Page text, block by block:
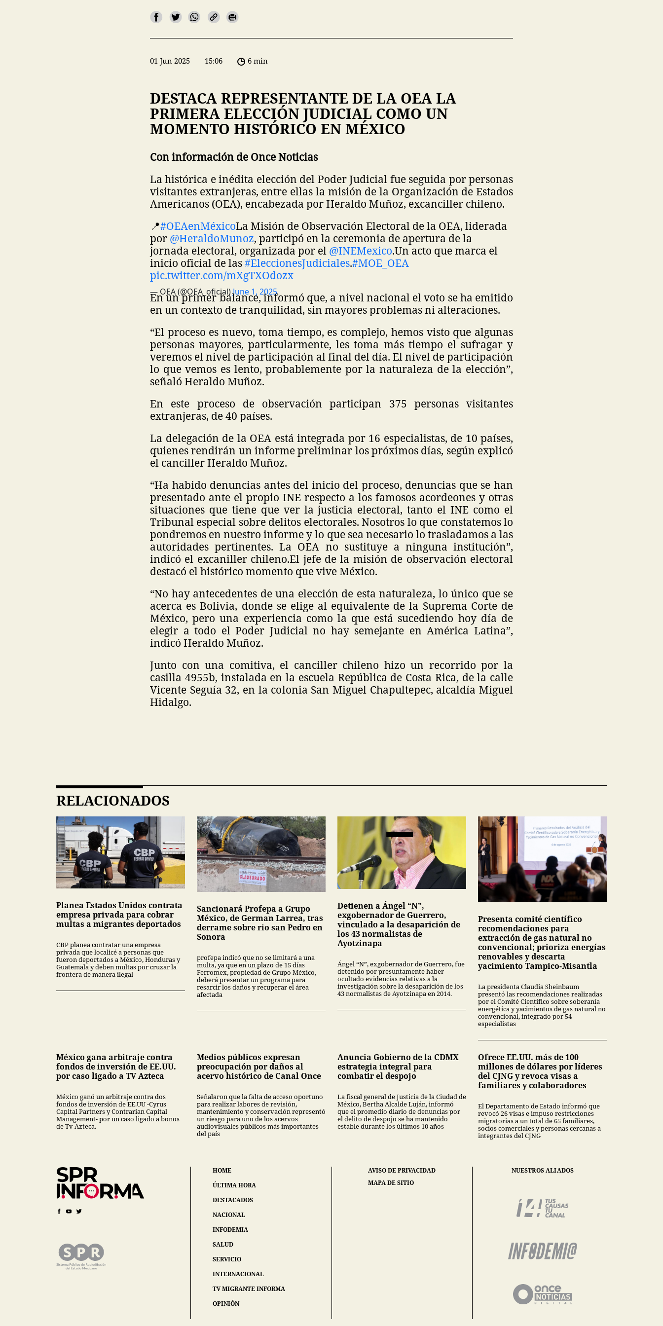
01 Jun 2025 15:06 6 min
DESTACA REPRESENTANTE DE LA OEA LA
PRIMERA ELECCIÓN JUDICIAL COMO UN
MOMENTO HISTÓRICO EN MÉXICO
Con información de Once Noticias
La histórica e inédita elección del Poder Judicial fue seguida por personas
visitantes extranjeras, entre ellas la misión de la Organización de Estados
Americanos (OEA), encabezada por Heraldo Muñoz, excanciller chileno.
📍#OEAenMéxicoLa Misión de Observación Electoral de la OEA, liderada
por @HeraldoMunoz, participó en la ceremonia de apertura de la
jornada electoral, organizada por el @INEMexico.Un acto que marca el
inicio oficial de las#EleccionesJudiciales.#MOE_OEA
pic.twitter.com/mXgTXOdozx
— OEA (@OEA_oficial)June 1, 2025
En un primer balance, informó que, a nivel nacional el voto se ha emitido
en un contexto de tranquilidad, sin mayores problemas ni alteraciones.
“El proceso es nuevo, toma tiempo, es complejo, hemos visto que algunas
personas mayores, particularmente, les toma más tiempo el sufragar y
veremos el nivel de participación al final del día. El nivel de participación
lo que vemos es lento, probablemente por la naturaleza de la elección”,
señaló Heraldo Muñoz.
En este proceso de observación participan 375 personas visitantes
extranjeras, de 40 países.
La delegación de la OEA está integrada por 16 especialistas, de 10 países,
quienes rendirán un informe preliminar los próximos días, según explicó
el canciller Heraldo Muñoz.
“Ha habido denuncias antes del inicio del proceso, denuncias que se han
presentado ante el propio INE respecto a los famosos acordeones y otras
situaciones que tiene que ver la justicia electoral, tanto el INE como el
Tribunal especial sobre delitos electorales. Nosotros lo que constatemos lo
pondremos en nuestro informe y lo que sea necesario lo trasladamos a las
autoridades pertinentes. La OEA no sustituye a ninguna institución”,
indicó el excaniller chileno.El jefe de la misión de observación electoral
destacó el histórico momento que vive México.
“No hay antecedentes de una elección de esta naturaleza, lo único que se
acerca es Bolivia, donde se elige al equivalente de la Suprema Corte de
México, pero una experiencia como la que está sucediendo hoy día de
elegir a todo el Poder Judicial no hay semejante en América Latina”,
indicó Heraldo Muñoz.
Junto con una comitiva, el canciller chileno hizo un recorrido por la
casilla 4955b, instalada en la escuela República de Costa Rica, de la calle
Vicente Seguía 32, en la colonia San Miguel Chapultepec, alcaldía Miguel
Hidalgo.
RELACIONADOS
Planea Estados Unidos contrata
empresa privada para cobrar
multas a migrantes deportados
CBP planea contratar una empresa
privada que localicé a personas que
fueron deportados a México, Honduras y
Guatemala y deben multas por cruzar la
frontera de manera ilegal
Sancionará Profepa a Grupo
México, de German Larrea, tras
derrame sobre rio san Pedro en
Sonora
profepa indicó que no se limitará a una
multa, ya que en un plazo de 15 días
Ferromex, propiedad de Grupo México,
deberá presentar un programa para
resarcir los daños y recuperar el área
afectada
Detienen a Ángel “N”,
exgobernador de Guerrero,
vinculado a la desaparición de
los 43 normalistas de
Ayotzinapa
Ángel “N”, exgobernador de Guerrero, fue
detenido por presuntamente haber
ocultado evidencias relativas a la
investigación sobre la desaparición de los
43 normalistas de Ayotzinapa en 2014.
Presenta comité científico
recomendaciones para
extracción de gas natural no
convencional; prioriza energías
renovables y descarta
yacimiento Tampico-Misantla
La presidenta Claudia Sheinbaum
presentó las recomendaciones realizadas
por el Comité Científico sobre soberanía
energética y yacimientos de gas natural no
convencional, integrado por 54
especialistas
México gana arbitraje contra
fondos de inversión de EE.UU.
por caso ligado a TV Azteca
México ganó un arbitraje contra dos
fondos de inversión de EE.UU -Cyrus
Capital Partners y Contrarian Capital
Management- por un caso ligado a bonos
de Tv Azteca.
Medios públicos expresan
preocupación por daños al
acervo histórico de Canal Once
Señalaron que la falta de acceso oportuno
para realizar labores de revisión,
mantenimiento y conservación representó
un riesgo para uno de los acervos
audiovisuales públicos más importantes
del país
Anuncia Gobierno de la CDMX
estrategia integral para
combatir el despojo
La fiscal general de Justicia de la Ciudad de
México, Bertha Alcalde Luján, informó
que el promedio diario de denuncias por
el delito de despojo se ha mantenido
estable durante los últimos 10 años
Ofrece EE.UU. más de 100
millones de dólares por líderes
del CJNG y revoca visas a
familiares y colaboradores
El Departamento de Estado informó que
revocó 26 visas e impuso restricciones
migratorias a un total de 65 familiares,
socios comerciales y personas cercanas a
integrantes del CJNG
HOME
ÚLTIMA HORA
DESTACADOS
NACIONAL
INFODEMIA
SALUD
SERVICIO
INTERNACIONAL
TV MIGRANTE INFORMA
OPINIÓN
AVISO DE PRIVACIDAD
MAPA DE SITIO
NUESTROS ALIADOS